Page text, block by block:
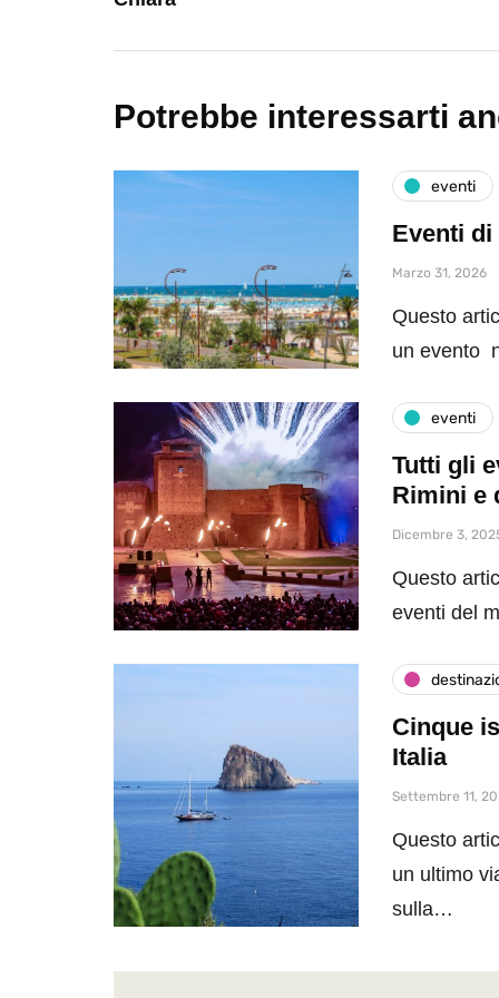
Potrebbe interessarti
eventi
Eventi di
Marzo 31, 2026
Questo
un evento
eventi
Tutti gli
Rimini e
Dicembre 3,
Questo
eventi del
Cinque
Italia
Settembre 11,
Questo
un ultimo
sulla…